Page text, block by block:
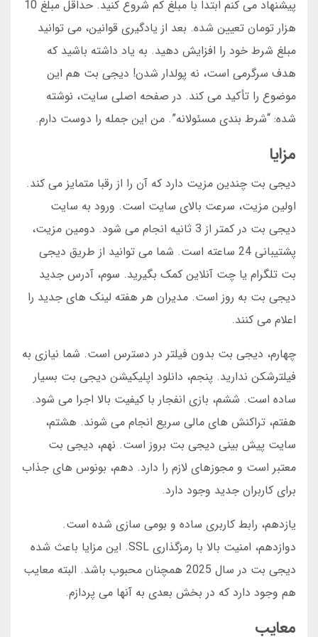
پیشنهاد می کنم ابتدا با مبلغ کم شروع کنید. حداقل مبلغ 10
هزار تومان تعیین شده. بعد از یادگیری قوانین، می توانید
مبلغ شرط خود را افزایش دهید. به یاد داشته باشید که
هدف سرگرمی است، نه پولدار شدن! دیجی بت هم این
موضوع را تأکید می کند. در صفحه اصلی سایت، نوشته
شده: “شرط بندی مسئولانه”. من این جمله را دوست دارم.
مزایا
دیجی بت چندین مزیت دارد که آن را از رقبا متمایز می کند.
اولین مزیت، سرعت بالای سایت است. ورود به سایت
دیجی بت در کمتر از 3 ثانیه انجام می شود. دومین مزیت،
پشتیبانی 24 ساعته است. شما می توانید از طریق دیجی
بت تلگرام یا چت آنلاین کمک بگیرید. سوم، آدرس جدید
دیجی بت به روز است. مدیران هر هفته لینک های جدید را
اعلام می کنند.
چهارم، دیجی بت بدون فیلتر در دسترس است. شما نیازی به
فیلترشکن ندارید. پنجم، دانلود اپلیکیشن دیجی بت بسیار
ساده است. ششم، بازی انفجار با کیفیت بالا اجرا می شود.
هفتم، تراکنش های مالی سریع انجام می شوند. هشتم،
سایت پیش بینی دیجی بت بروز است. نهم، دیجی بت
معتبر است و مجوزهای لازم را دارد. دهم، بونوس های جذاب
برای کاربران جدید وجود دارد.
یازدهم، رابط کاربری ساده و بومی سازی شده است.
دوازدهم، امنیت بالا با رمزگذاری SSL. این مزایا باعث شده
دیجی بت در سال 2025 همچنان محبوب باشد. البته معایب
هم وجود دارد که در بخش بعدی به آنها می پردازم.
معایب